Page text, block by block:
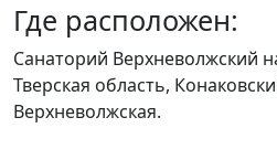
Где расположен:
Санаторий Верхневолжский
Тверская область,
Верхневолжская.